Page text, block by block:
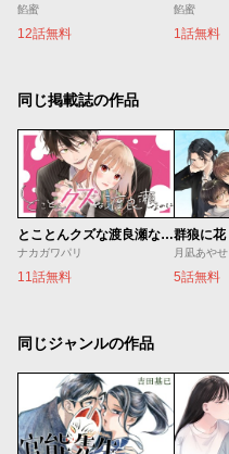
餡蜜
12話無料
餡蜜
1話無料
同じ掲載誌の作品
とことんクズな渡良瀬なのに
ナカガワパリ
11話無料
群狼に花
月凪あやせ
5話無料
同じジャンルの作品